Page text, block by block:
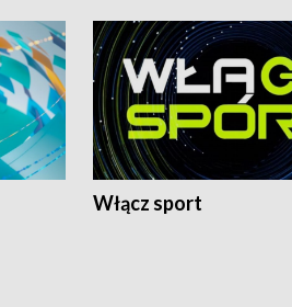
Włącz sport